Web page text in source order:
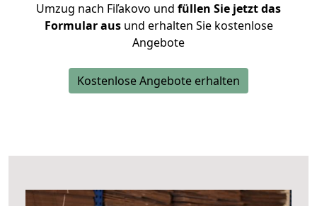
Umzug nach Fiľakovo und füllen Sie jetzt das
Formular ausund erhalten Sie kostenlose
Angebote
Kostenlose Angebote erhalten